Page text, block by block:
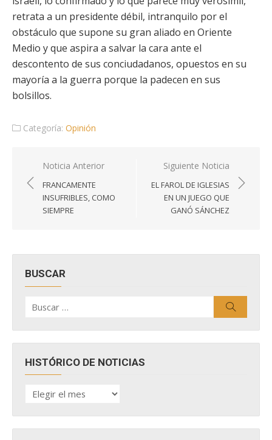
retrata a un presidente débil, intranquilo por el
obstáculo que supone su gran aliado en Oriente
Medio y que aspira a salvar la cara ante el
descontento de sus conciudadanos, opuestos en su
mayoría a la guerra porque la padecen en sus
bolsillos.
Categoría: Opinión
Navegación
de
entradas
Noticia Anterior
FRANCAMENTE
INSUFRIBLES, COMO
SIEMPRE
Siguiente Noticia
EL FAROL DE IGLESIAS
EN UN JUEGO QUE
GANÓ SÁNCHEZ
BUSCAR
por:
HISTÓRICO DE NOTICIAS
HISTÓRICO
DE